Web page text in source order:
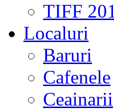
TIFF
Localuri
Baruri
Cafenele
Ceainarii